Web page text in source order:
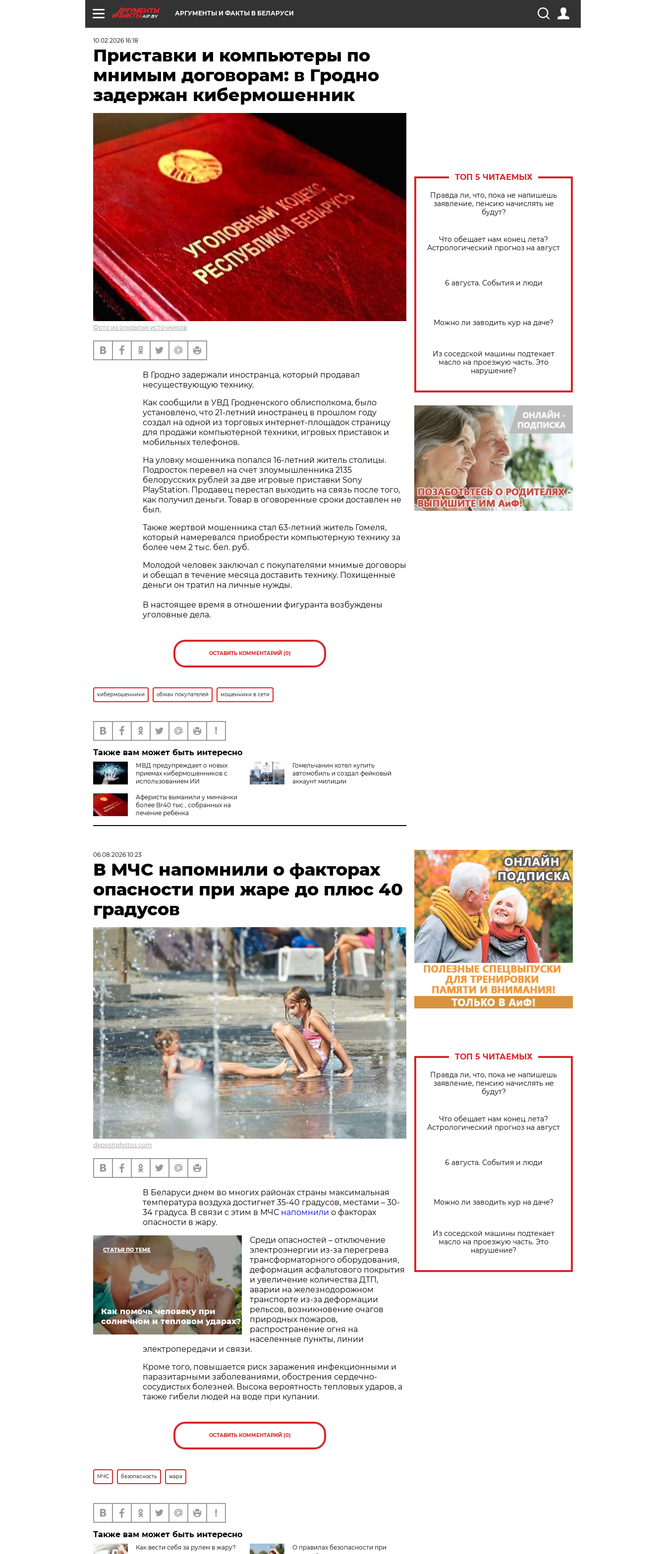
AIF.BY АРГУМЕНТЫ И ФАКТЫ В БЕЛАРУСИ
10.02.2026 16:18
Приставки и компьютеры по
мнимым договорам: в Гродно
задержан кибермошенник
Фото из открытых источников
В Гродно задержали иностранца, который продавал
несуществующую технику.
Как сообщили в УВД Гродненского облисполкома, было
установлено, что 21-летний иностранец в прошлом году
создал на одной из торговых интернет-площадок страницу
для продажи компьютерной техники, игровых приставок и
мобильных телефонов.
На уловку мошенника попался 16-летний житель столицы.
Подросток перевел на счет злоумышленника 2135
белорусских рублей за две игровые приставки Sony
PlayStation. Продавец перестал выходить на связь после того,
как получил деньги. Товар в оговоренные сроки доставлен не
был.
Также жертвой мошенника стал 63-летний житель Гомеля,
который намеревался приобрести компьютерную технику за
более чем 2 тыс. бел. руб.
Молодой человек заключал с покупателями мнимые договоры
и обещал в течение месяца доставить технику. Похищенные
деньги он тратил на личные нужды.
В настоящее время в отношении фигуранта возбуждены
уголовные дела.
ОСТАВИТЬ КОММЕНТАРИЙ (0)
кибермошенники обман покупателей мошенники в сети
Также вам может быть интересно
МВД предупреждает о новых
приемах кибермошенников с
использованием ИИ
Гомельчанин хотел купить
автомобиль и создал фейковый
аккаунт милиции
Аферисты выманили у минчанки
более Br40 тыс., собранных на
лечение ребенка
ТОП 5 ЧИТАЕМЫХ
Правда ли, что, пока не напишешь
заявление, пенсию начислять не
будут?
​Что обещает нам конец лета?
Астрологический прогноз на август
6 августа. События и люди
Можно ли заводить кур на даче?
Из соседской машины подтекает
масло на проезжую часть. Это
нарушение?
06.08.2026 10:23
В МЧС напомнили о факторах
опасности при жаре до плюс 40
градусов
depositphotos.com
В Беларуси днем во многих районах страны максимальная
температура воздуха достигнет 35-40 градусов, местами – 30-
34 градуса. В связи с этим в МЧС напомнили о факторах
опасности в жару.
СТАТЬЯ ПО ТЕМЕ
Как помочь человеку при
солнечном и тепловом ударах?
Среди опасностей – отключение
электроэнергии из-за перегрева
трансформаторного оборудования,
деформация асфальтового покрытия
и увеличение количества ДТП,
аварии на железнодорожном
транспорте из-за деформации
рельсов, возникновение очагов
природных пожаров,
распространение огня на
населенные пункты, линии
электропередачи и связи.
Кроме того, повышается риск заражения инфекционными и
паразитарными заболеваниями, обострения сердечно-
сосудистых болезней. Высока вероятность тепловых ударов, а
также гибели людей на воде при купании.
ОСТАВИТЬ КОММЕНТАРИЙ (0)
МЧС безопасность жара
Также вам может быть интересно
Как вести себя за рулем в жару?
О правилах безопасности при
ТОП 5 ЧИТАЕМЫХ
Правда ли, что, пока не напишешь
заявление, пенсию начислять не
будут?
​Что обещает нам конец лета?
Астрологический прогноз на август
6 августа. События и люди
Можно ли заводить кур на даче?
Из соседской машины подтекает
масло на проезжую часть. Это
нарушение?